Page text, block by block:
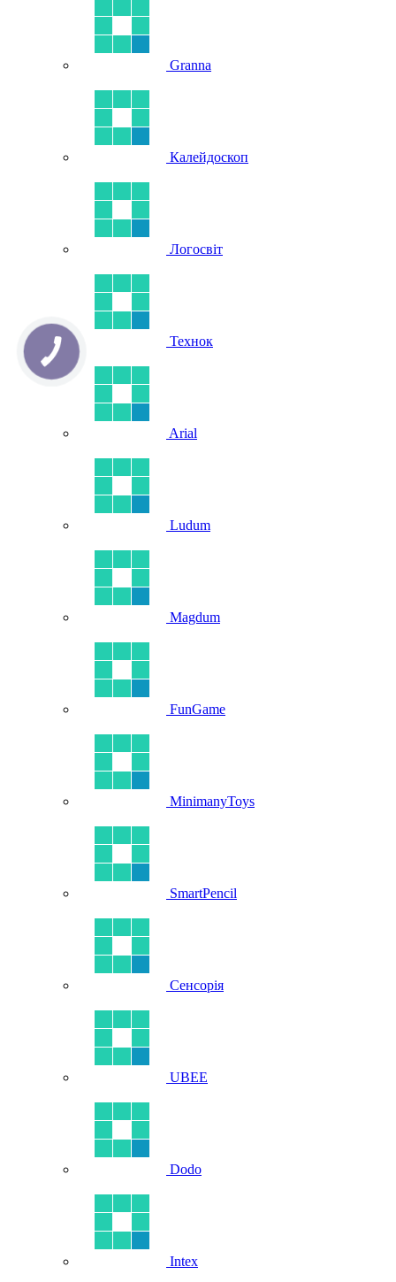
Granna
Калейдоскоп
Логосвіт
Технок
Arial
Ludum
Magdum
FunGame
MinimanyToys
SmartPencil
Сенсорія
UBEE
Dodo
Intex